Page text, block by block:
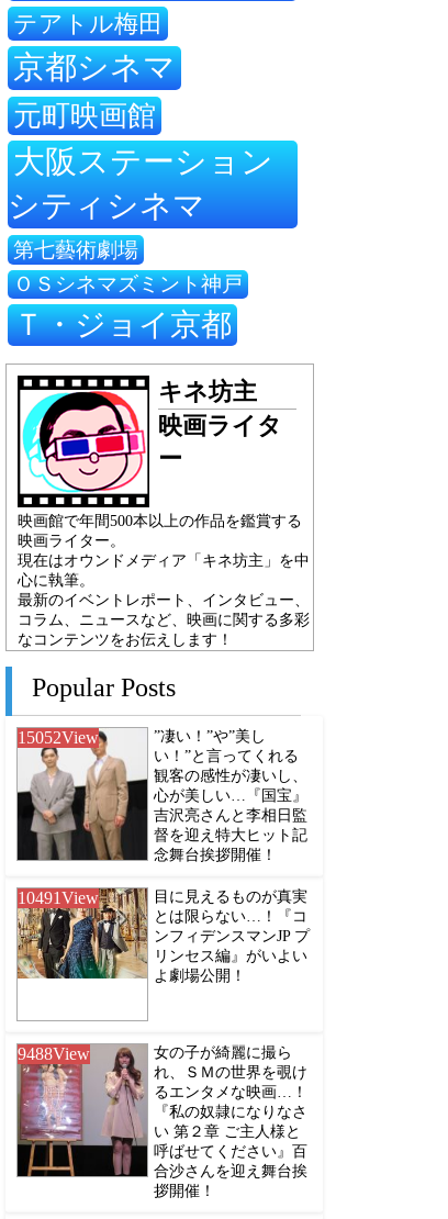
テアトル梅田
京都シネマ
元町映画館
大阪ステーション
シティシネマ
第七藝術劇場
ＯＳシネマズミント神戸
Ｔ・ジョイ京都
キネ坊主
映画ライタ
ー
映画館で年間500本以上の作品を鑑賞する
映画ライター。
現在はオウンドメディア「キネ坊主」を中
心に執筆。
最新のイベントレポート、インタビュー、
コラム、ニュースなど、映画に関する多彩
なコンテンツをお伝えします！
Popular Posts
15052View
”凄い！”や”美し
い！”と言ってくれる
観客の感性が凄いし、
心が美しい…『国宝』
吉沢亮さんと李相日監
督を迎え特大ヒット記
念舞台挨拶開催！
10491View
目に見えるものが真実
とは限らない…！『コ
ンフィデンスマンJP プ
リンセス編』がいよい
よ劇場公開！
9488View
女の子が綺麗に撮ら
れ、ＳＭの世界を覗け
るエンタメな映画…！
『私の奴隷になりなさ
い 第２章 ご主人様と
呼ばせてください』百
合沙さんを迎え舞台挨
拶開催！